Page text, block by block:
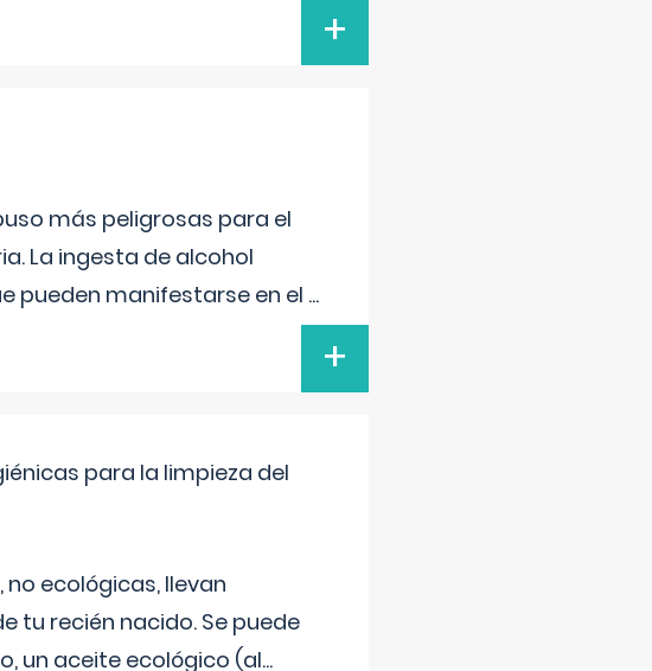
+
más peligrosas para el
La ingesta de alcohol
pueden manifestarse en el ...
+
para la limpieza del
ecológicas, llevan
tu recién nacido. Se puede
un aceite ecológico (al...